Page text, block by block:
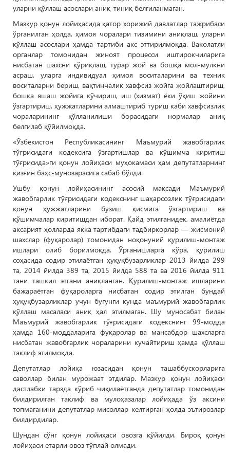
уларни қўллаш асослари аниқ-тиниқ белгиланмаган.
Мазкур қонун лойиҳасида қатор хорижий давлатлар тажрибаси
ўрганилган ҳолда, ҳимоя чоралари тизимини аниқлаш, уларни
қўллаш асослари ҳамда тартиби акс эттирилмоқда. Ваколатли
органлар томонидан жиноят процесси иштирокчиларига
нисбатан шахсни қўриқлаш, турар жой ва бошқа мол-мулкни
асраш, уларга индивидуал ҳимоя воситаларини ва техник
воситаларни бериш, вақтинчалик хавфсиз жойга жойлаштириш,
бошқа яшаш жойига кўчириш, иш (хизмат) ёки ўқиш жойини
ўзгартириш, ҳужжатларини алмаштириб туриш каби хавфсизлик
чораларининг қўлланилиши борасидаги нормалар аниқ
белгилаб қўйилмоқда.
«Ўзбекистон Республикасининг Маъмурий жавобгарлик
тўғрисидаги кодексига ўзгартишлар ва қўшимча киритиш
тўғрисида»ги қонун лойиҳаси муҳокамаси ҳам депутатларнинг
қизғин баҳс-мунозарасига сабаб бўлди.
Ушбу қонун лойиҳасининг асосий мақсади Маъмурий
жавобгарлик тўғрисидаги кодекснинг шаҳарсозлик тўғрисидаги
қонун ҳужжатларини бузиш қисмига ўзгартириш ва
қўшимчалар киритишдан иборат. Қайд этилганидек, амалиётда
аксарият ҳолларда якка тартибдаги тадбиркорлар — жисмоний
шахслар (фуқаролар) томонидан ноқонуний қурилиш-монтаж
ишлари олиб борилмоқда. Ўрганишларга кўра, қурилиш
соҳасида содир этилаётган ҳуқуқбузарликлар 2013 йилда 299
та, 2014 йилда 389 та, 2015 йилда 588 та ва 2016 йилда 911
тани ташкил этгани аниқланган. Қурилиш-монтаж ишларини
бажараётган фуқароларга нисбатан содир этилган бундай
ҳуқуқбузарликлар учун бугунги кунда маъмурий жавобгарлик
қўллаш масаласи аниқ ҳал этилмаган. Шу муносабат билан
Маъмурий жавобгарлик тўғрисидаги кодекснинг 99-модда
ҳамда 160-моддаларига фуқаролар ва мансабдор шахсларга
нисбатан жавобгарлик чораларини кучайтириш ҳамда қўллаш
таклиф этилмоқда.
Депутатлар лойиҳа юзасидан қонун ташаббускорларига
саволлар билан мурожаат этдилар. Мазкур қонун лойиҳаси
дастлабки тарзда кўриб чиқилаётганда депутатлар томонидан
билдирилган таклиф ва мулоҳазалар лойиҳада ўз аксини
топмаганини депутатлар мисоллар келтирган ҳолда эътирозлар
билдирдилар.
Шундан сўнг қонун лойиҳаси овозга қўйилди. Бироқ қонун
лойиҳаси етарли овоз тўплай олмади.